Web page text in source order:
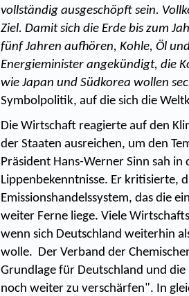
vollständig ausgeschöpft sein.
Ziel. Damit sich die Erde bis zum
fünf Jahren aufhören, Kohle, Öl
Energieminister angekündigt, die
wie Japan und Südkorea wollen
Symbolpolitik, auf die sich die
Die Wirtschaft reagierte auf den
der Staaten ausreichen, um den
Präsident Hans-Werner Sinn sah
Lippenbekenntnisse. Er kritisierte,
Emissionshandelssystem, das die
weiter Ferne liege. Viele
wenn sich Deutschland weiterhin
wolle. Der Verband der
Grundlage für Deutschland und
noch weiter zu verschärfen". In